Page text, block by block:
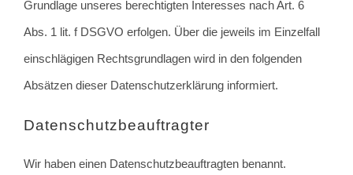
Grundlage unseres berechtigten Interesses nach Art. 6
Abs. 1 lit. f DSGVO erfolgen. Über die jeweils im Einzelfall
einschlägigen Rechtsgrundlagen wird in den folgenden
Absätzen dieser Datenschutzerklärung informiert.
Datenschutz­beauftragter
Wir haben einen Datenschutzbeauftragten benannt.